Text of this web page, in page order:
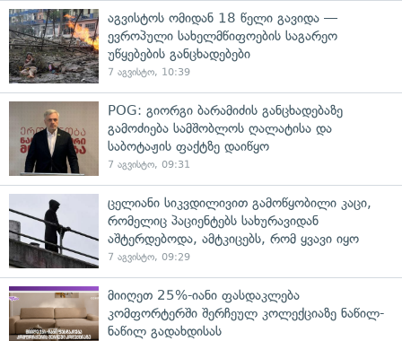
აგვისტოს ომიდან 18 წელი გავიდა —
ევროპული სახელმწიფოების საგარეო
უწყებების განცხადებები
7 აგვისტო, 10:39
POG: გიორგი ბარამიძის განცხადებაზე
გამოძიება სამშობლოს ღალატისა და
საბოტაჟის ფაქტზე დაიწყო
7 აგვისტო, 09:31
ცელიანი სიკვდილივით გამოწყობილი კაცი,
რომელიც პაციენტებს სახურავიდან
აშტერდებოდა, ამტკიცებს, რომ ყვავი იყო
7 აგვისტო, 09:29
მიიღეთ 25%-იანი ფასდაკლება
კომფორტერში შერჩეულ კოლექციაზე ნაწილ-
ნაწილ გადახდისას